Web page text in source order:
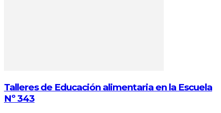
Talleres de Educación alimentaria en la Escuela
Nº 343